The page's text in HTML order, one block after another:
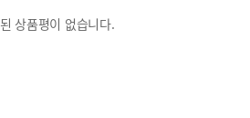
상품평이 없습니다.